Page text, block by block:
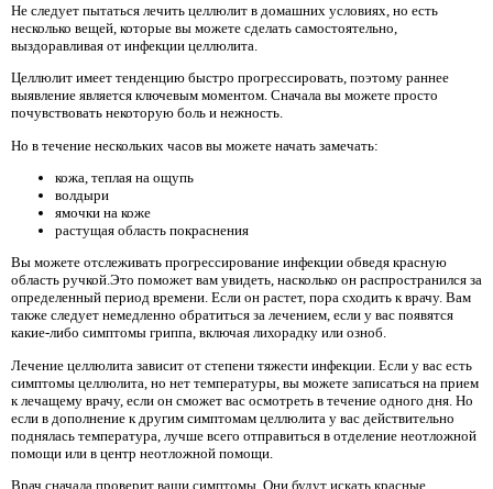
Не следует пытаться лечить целлюлит в домашних условиях, но есть
несколько вещей, которые вы можете сделать самостоятельно,
выздоравливая от инфекции целлюлита.
Целлюлит имеет тенденцию быстро прогрессировать, поэтому раннее
выявление является ключевым моментом. Сначала вы можете просто
почувствовать некоторую боль и нежность.
Но в течение нескольких часов вы можете начать замечать:
кожа, теплая на ощупь
волдыри
ямочки на коже
растущая область покраснения
Вы можете отслеживать прогрессирование инфекции обведя красную
область ручкой.Это поможет вам увидеть, насколько он распространился за
определенный период времени. Если он растет, пора сходить к врачу. Вам
также следует немедленно обратиться за лечением, если у вас появятся
какие-либо симптомы гриппа, включая лихорадку или озноб.
Лечение целлюлита зависит от степени тяжести инфекции. Если у вас есть
симптомы целлюлита, но нет температуры, вы можете записаться на прием
к лечащему врачу, если он сможет вас осмотреть в течение одного дня. Но
если в дополнение к другим симптомам целлюлита у вас действительно
поднялась температура, лучше всего отправиться в отделение неотложной
помощи или в центр неотложной помощи.
Врач сначала проверит ваши симптомы. Они будут искать красные